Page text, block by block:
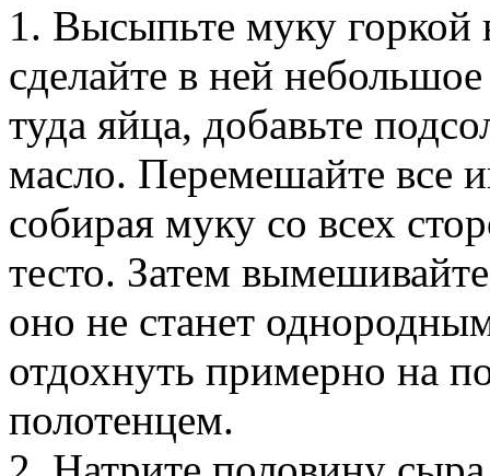
1. Высыпьте муку горкой
сделайте в ней
туда яйца, добавьте
масло. Перемешайте все
собирая муку со всех
тесто. Затем
оно не станет
отдохнуть примерно на
полотенцем.